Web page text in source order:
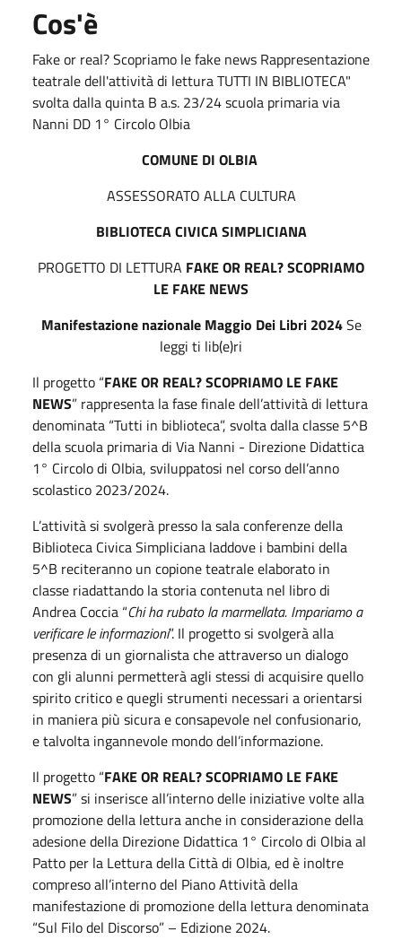
Cos'è
Fake or real? Scopriamo le fake news Rappresentazione
teatrale dell'attività di lettura TUTTI IN BIBLIOTECA"
svolta dalla quinta B a.s. 23/24 scuola primaria via
Nanni DD 1° Circolo Olbia
COMUNE DI OLBIA
ASSESSORATO ALLA CULTURA
BIBLIOTECA CIVICA SIMPLICIANA
PROGETTO DI LETTURA FAKEOR REAL?SCOPRIAMO
LE FAKE NEWS
Manifestazione nazionale Maggio Dei Libri 2024Se
leggi ti lib(e)ri
Il progetto “FAKEOR REAL?SCOPRIAMO LE FAKE
NEWS” rappresenta la fase finale dell’attività di lettura
denominata “Tutti in biblioteca”, svolta dalla classe 5^B
della scuola primaria di Via Nanni - Direzione Didattica
1° Circolo di Olbia, sviluppatosi nel corso dell’anno
scolastico 2023/2024.
L’attività si svolgerà presso la sala conferenze della
Biblioteca Civica Simpliciana laddove i bambini della
5^B reciteranno un copione teatrale elaborato in
classe riadattando la storia contenuta nel libro di
Andrea Coccia “Chi ha rubato la marmellata. Impariamo a
verificare le informazioni”. Il progetto si svolgerà alla
presenza di un giornalista che attraverso un dialogo
con gli alunni permetterà agli stessi di acquisire quello
spirito critico e quegli strumenti necessari a orientarsi
in maniera più sicura e consapevole nel confusionario,
e talvolta ingannevole mondo dell’informazione.
Il progetto “FAKEOR REAL?SCOPRIAMO LE FAKE
NEWS” si inserisce all’interno delle iniziative volte alla
promozione della lettura anche in considerazione della
adesione della Direzione Didattica 1° Circolo di Olbia al
Patto per la Lettura della Città di Olbia, ed è inoltre
compreso all’interno del Piano Attività della
manifestazione di promozione della lettura denominata
“Sul Filo del Discorso” – Edizione 2024.